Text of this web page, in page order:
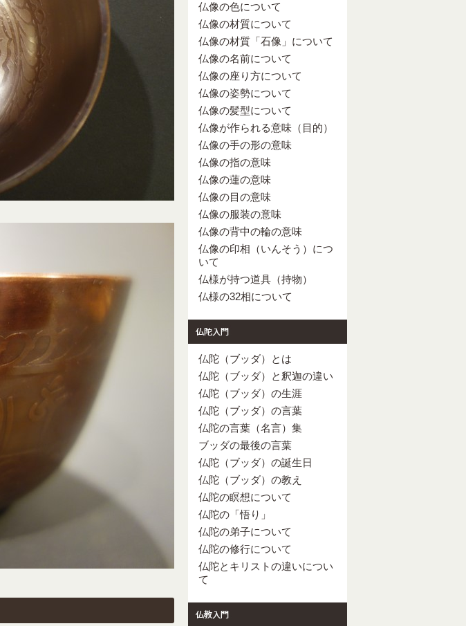
仏像の色について
仏像の材質について
仏像の材質「石像」について
仏像の名前について
仏像の座り方について
仏像の姿勢について
仏像の髪型について
仏像が作られる意味（目的）
仏像の手の形の意味
仏像の指の意味
仏像の蓮の意味
仏像の目の意味
仏像の服装の意味
仏像の背中の輪の意味
仏像の印相（いんそう）につ
いて
仏様が持つ道具（持物）
仏様の32相について
仏陀（ブッダ）とは
仏陀（ブッダ）と釈迦の違い
仏陀（ブッダ）の生涯
仏陀（ブッダ）の言葉
仏陀の言葉（名言）集
ブッダの最後の言葉
仏陀（ブッダ）の誕生日
仏陀（ブッダ）の教え
仏陀の瞑想について
仏陀の「悟り」
仏陀の弟子について
仏陀の修行について
仏陀とキリストの違いについ
て